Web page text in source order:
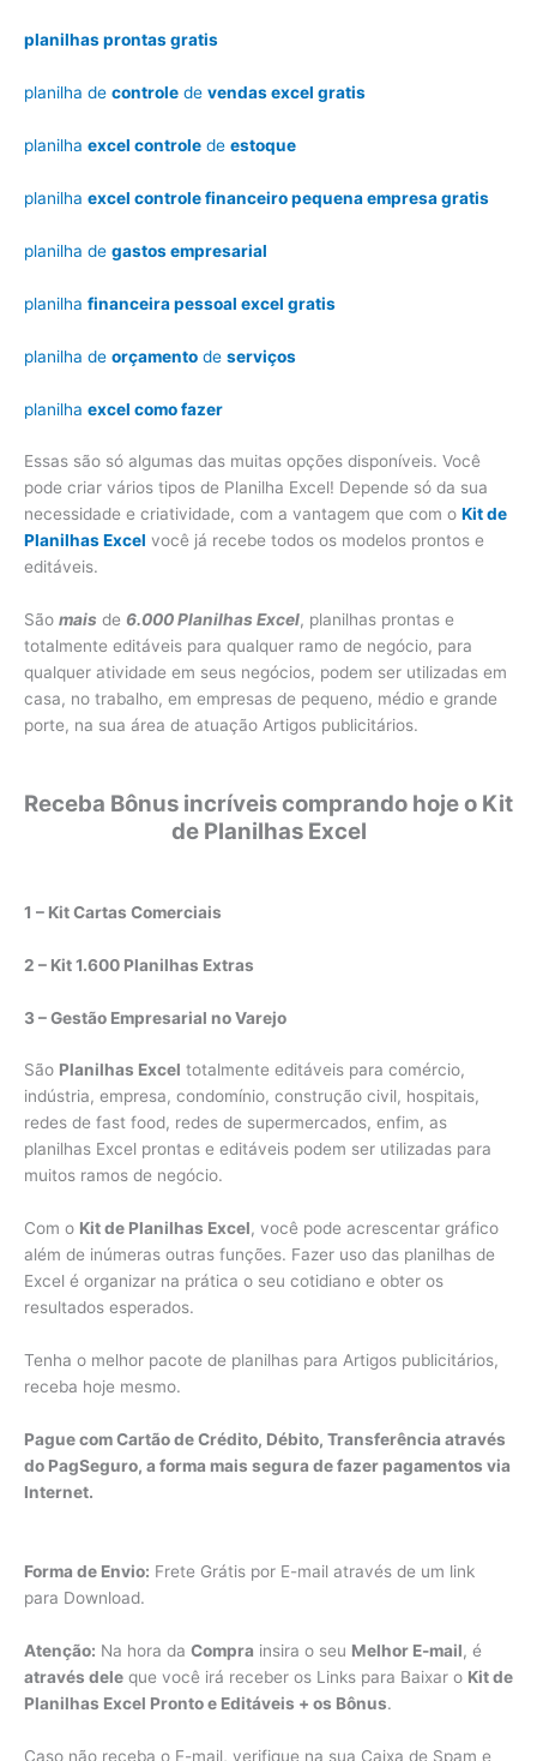
planilhas prontas gratis
planilha de controle de vendas excel gratis
planilha excel controle de estoque
planilha excel controle financeiro pequena empresa gratis
planilha de gastos empresarial
planilha financeira pessoal excel gratis
planilha de orçamento de serviços
planilha excel como fazer
Essas são só algumas das muitas opções disponíveis. Você
pode criar vários tipos de Planilha Excel! Depende só da sua
necessidade e criatividade, com a vantagem que com o Kit de
Planilhas Excel você já recebe todos os modelos prontos e
editáveis.
São mais de 6.000 Planilhas Excel, planilhas prontas e
totalmente editáveis para qualquer ramo de negócio, para
qualquer atividade em seus negócios, podem ser utilizadas em
casa, no trabalho, em empresas de pequeno, médio e grande
porte, na sua área de atuação Artigos publicitários.
Receba Bônus incríveis comprando hoje o Kit
de Planilhas Excel
1 – Kit Cartas Comerciais
2 – Kit 1.600 Planilhas Extras
3 – Gestão Empresarial no Varejo
São Planilhas Excel totalmente editáveis para comércio,
indústria, empresa, condomínio, construção civil, hospitais,
redes de fast food, redes de supermercados, enfim, as
planilhas Excel prontas e editáveis podem ser utilizadas para
muitos ramos de negócio.
Com o Kit de Planilhas Excel, você pode acrescentar gráfico
além de inúmeras outras funções. Fazer uso das planilhas de
Excel é organizar na prática o seu cotidiano e obter os
resultados esperados.
Tenha o melhor pacote de planilhas para Artigos publicitários,
receba hoje mesmo.
Pague com Cartão de Crédito, Débito, Transferência através
do PagSeguro, a forma mais segura de fazer pagamentos via
Internet.
Forma de Envio: Frete Grátis por E-mail através de um link
para Download.
Atenção: Na hora da Compra insira o seu Melhor E-mail, é
através dele que você irá receber os Links para Baixar o Kit de
Planilhas Excel Pronto e Editáveis + os Bônus.
Caso não receba o E-mail, verifique na sua Caixa de Spam e